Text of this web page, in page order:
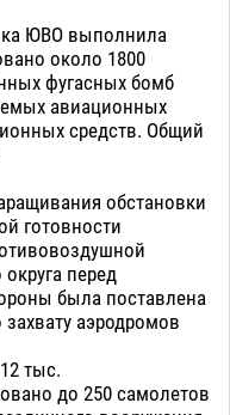
ЮВО выполнила
около 1800
фугасных бомб
авиационных
средств. Общий
обстановки
готовности
перед
была поставлена
аэродромов
тыс.
до 250 самолетов